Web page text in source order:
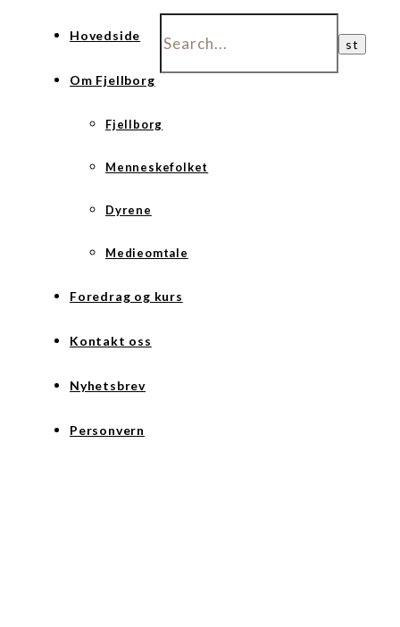
Hovedside
Om Fjellborg
Fjellborg
Menneskefolket
Dyrene
Medieomtale
Foredrag og kurs
Kontakt oss
Nyhetsbrev
Personvern